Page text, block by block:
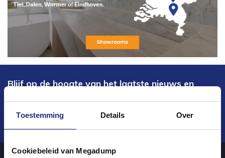
Toestemming Details Over
Cookiebeleid van Megadump
Blijf op de hoogte van het laatste nieuws en
Verstuur